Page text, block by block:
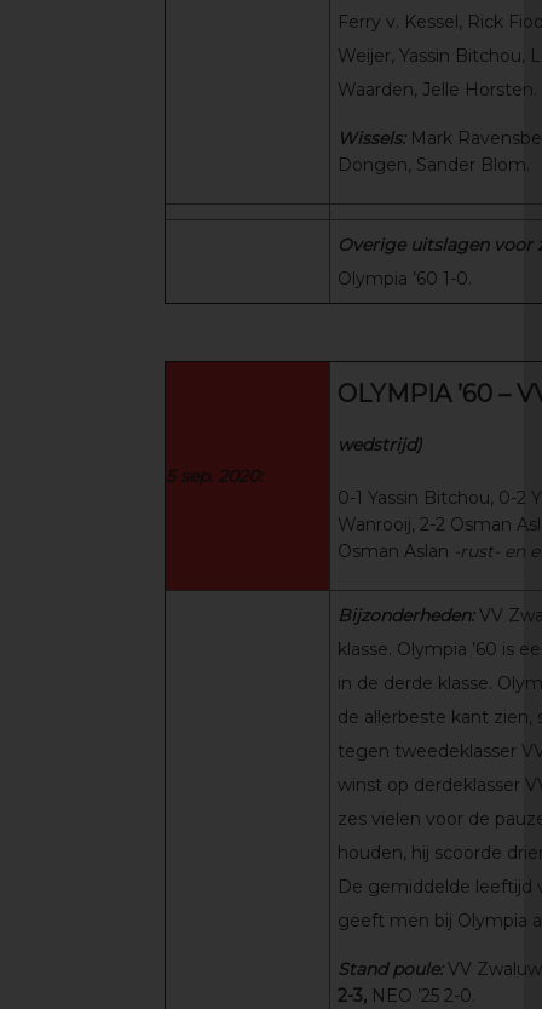
Ferry v. Kessel, Rick
Weijer, Yassin Bitchou,
Waarden, Jelle Horsten.
Wissels:Mark
Dongen, Sander Blom.
Overige uitslagen voor
Olympia ’60 1-0.
5 sep. 2020:
OLYMPIA ’60 –
wedstrijd)
0-1 Yassin Bitchou, 0-2
Wanrooij, 2-2 Osman
Osman Aslan -rust- en
Bijzonderheden:VV
klasse. Olympia ’60 is
in de derde klasse.
de allerbeste kant zien,
tegen tweedeklasser
winst op derdeklasser
zes vielen voor de
houden, hij scoorde
De gemiddelde leeftijd
geeft men bij Olympia
Stand poule:VV
2-3, NEO ’25 2-0.